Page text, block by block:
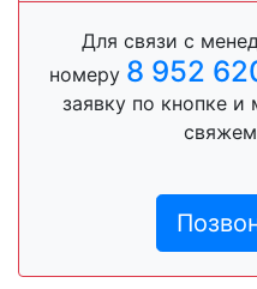
Для связи с
номеру 8 952
заявку по кнопке